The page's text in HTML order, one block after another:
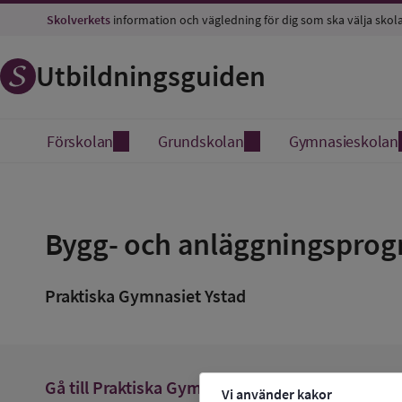
Vi använder kakor
Skolverkets information och vägledning för dig som ska välja
Utbildningsguiden
Förskolan Grundskolan Gymnasieskolan
Bygg- och
favorit
Praktiska Gymnasiet Ystad
Gå till Praktiska Gymnasiet Ystadarrow_forward